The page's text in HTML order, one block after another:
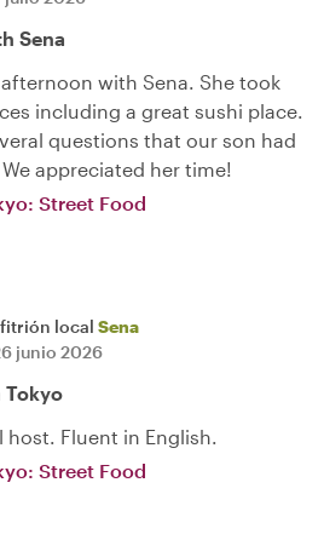
Sena
with Sena. She took
including a great sushi place.
questions that our son had
appreciated her time!
Street Food
local Sena
junio 2026
Fluent in English.
Street Food